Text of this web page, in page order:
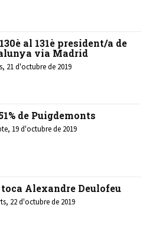
al 131è president/a de
via Madrid
21 d'octubre de 2019
de Puigdemonts
19 d'octubre de 2019
Alexandre Deulofeu
22 d'octubre de 2019